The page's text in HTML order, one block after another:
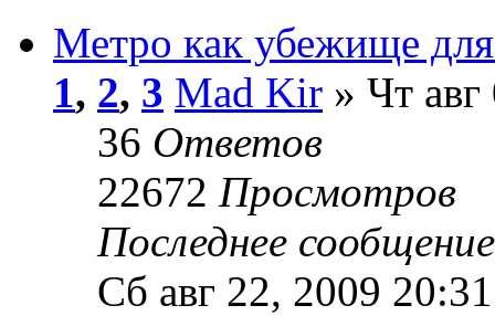
Метро как убежище
1, 2, 3 Mad Kir » Чт
36 Ответов
22672 Просмотров
Последнее
Сб авг 22, 2009 20:31